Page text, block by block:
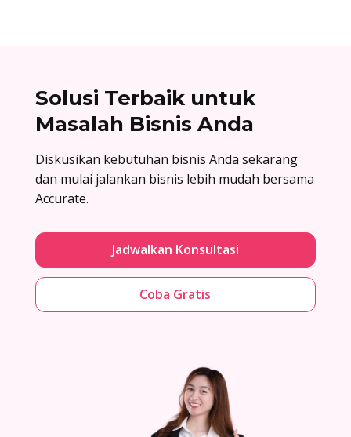
Solusi Terbaik untuk
Masalah Bisnis Anda
Diskusikan kebutuhan bisnis Anda sekarang
dan mulai jalankan bisnis lebih mudah bersama
Accurate.
Jadwalkan Konsultasi
Coba Gratis